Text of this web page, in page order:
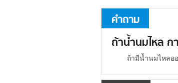
คำถาม
ถ้าน้ำนมไหล ก
ถ้ามีน้ำนมไหลอ